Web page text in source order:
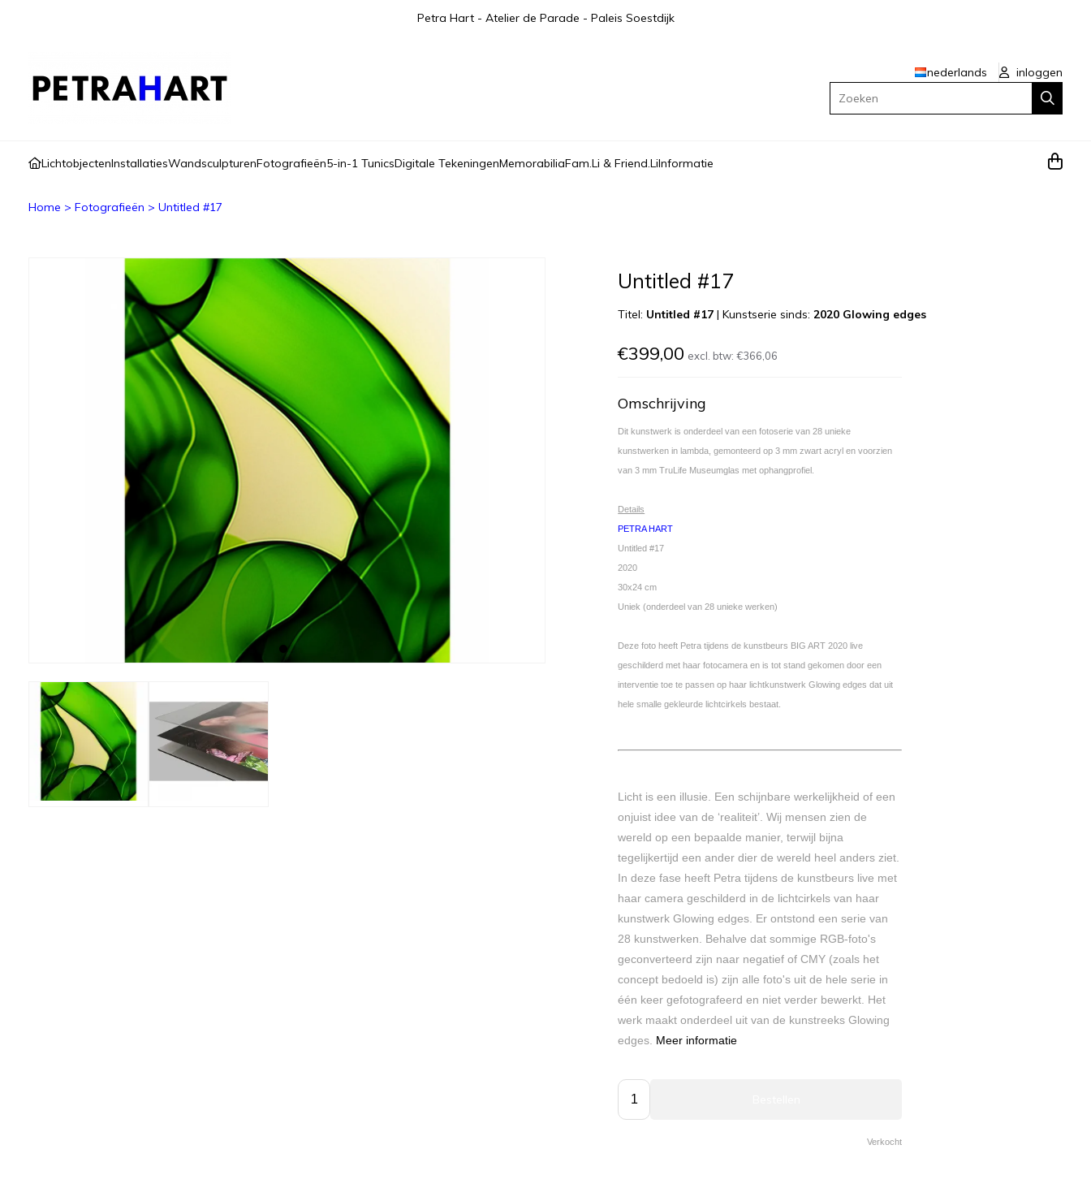
Petra Hart - Atelier de Parade - Paleis Soestdijk
nederlands
inloggen
LichtobjectenInstallatiesWandsculpturenFotografieën5-in-1 TunicsDigitale TekeningenMemorabiliaFam.Li & Friend.LiInformatie
Home > Fotografieën > Untitled #17
Untitled #17
Titel: Untitled #17 |Kunstserie sinds:2020 Glowing edges
€399,00 excl. btw:€366,06
Omschrijving
Dit kunstwerk is onderdeel van een fotoserie van 28 unieke
kunstwerken in lambda, gemonteerd op 3 mm zwart acryl en voorzien
van 3 mm TruLife Museumglas met ophangprofiel.
Details
PETRA HART
Untitled #17
2020
30x24 cm
Uniek (onderdeel van 28 unieke werken)
Deze foto heeft Petra tijdens de kunstbeurs BIG ART 2020 live
geschilderd met haar fotocamera en is tot stand gekomen door een
interventie toe te passen op haar lichtkunstwerk Glowing edges dat uit
hele smalle gekleurde lichtcirkels bestaat.
Licht is een illusie. Een schijnbare werkelijkheid of een
onjuist idee van de ‘realiteit’. Wij mensen zien de
wereld op een bepaalde manier, terwijl bijna
tegelijkertijd een ander dier de wereld heel anders ziet.
In deze fase heeft Petra tijdens de kunstbeurs live met
haar camera geschilderd in de lichtcirkels van haar
kunstwerk Glowing edges. Er ontstond een serie van
28 kunstwerken. Behalve dat sommige RGB-foto's
geconverteerd zijn naar negatief of CMY (zoals het
concept bedoeld is) zijn alle foto's uit de hele serie in
één keer gefotografeerd en niet verder bewerkt. Het
werk maakt onderdeel uit van de kunstreeks Glowing
edges. Meer informatie
Verkocht